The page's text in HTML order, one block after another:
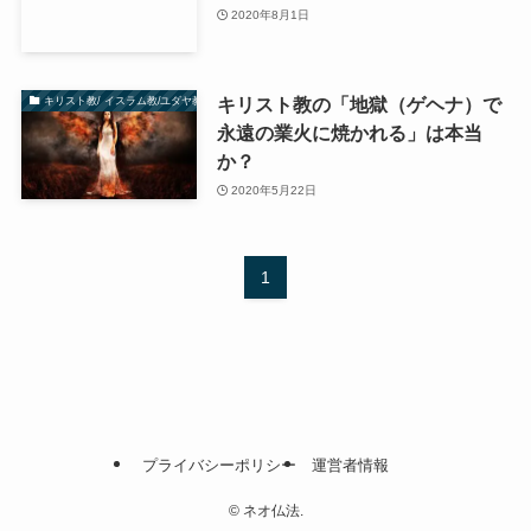
2020年8月1日
キリスト教/ イスラム教/ユダヤ教
キリスト教の「地獄（ゲヘナ）で
永遠の業火に焼かれる」は本当
か？
2020年5月22日
1
プライバシーポリシー 運営者情報
©ネオ仏法.